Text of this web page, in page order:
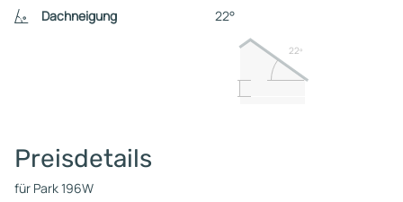
Dachneigung
22°
22º
Preisdetails
für Park 196W